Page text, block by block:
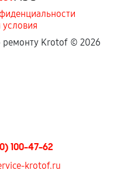
ремонту Krotof © 2026
100-47-62
krotof.ru